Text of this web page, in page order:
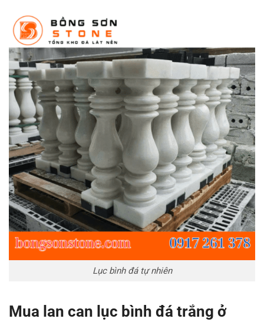
Lục bình đá tự nhiên
Mua lan can lục bình đá trắng ở